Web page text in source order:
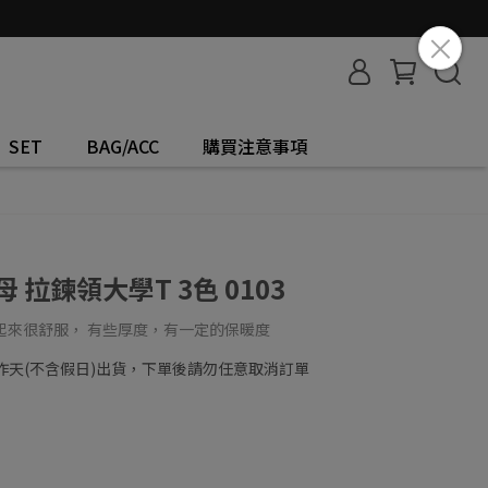
SET BAG/ACC 購買注意事項
拉鍊領大學T 3色 0103
很舒服， 有些厚度，有一定的保暖度
(不含假日)出貨，下單後請勿任意取消訂單